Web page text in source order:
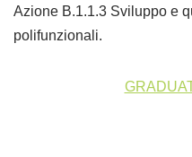
Azione B.1.1.3 Sviluppo e
polifunzionali.